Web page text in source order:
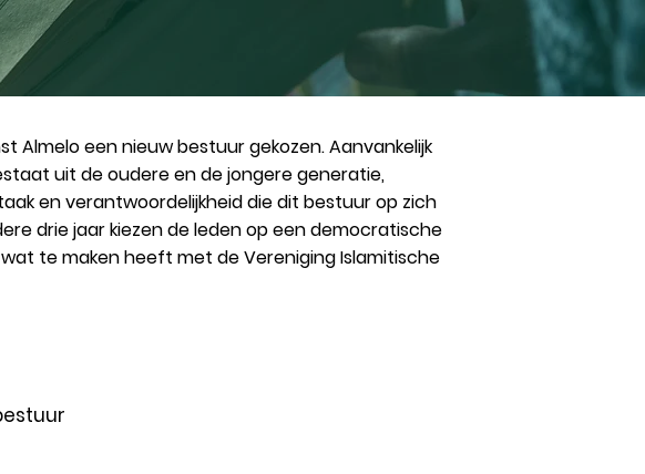
Almelo een nieuw bestuur gekozen. Aanvankelijk
uit de oudere en de jongere generatie,
en verantwoordelijkheid die dit bestuur op zich
drie jaar kiezen de leden op een democratische
te maken heeft met de Vereniging Islamitische